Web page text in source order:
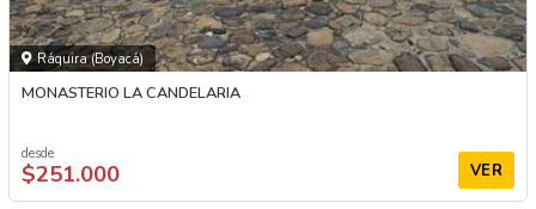
Ráquira (Boyacá)
MONASTERIO LA CANDELARIA
desde
$251.000 VER